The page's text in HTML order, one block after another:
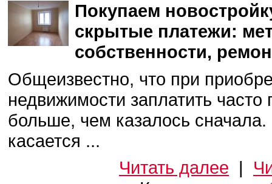
Покупаем
скрытые платежи:
собственности,
Общеизвестно, что при
недвижимости заплатить часто
больше, чем казалось
касается ...
Читать далее |